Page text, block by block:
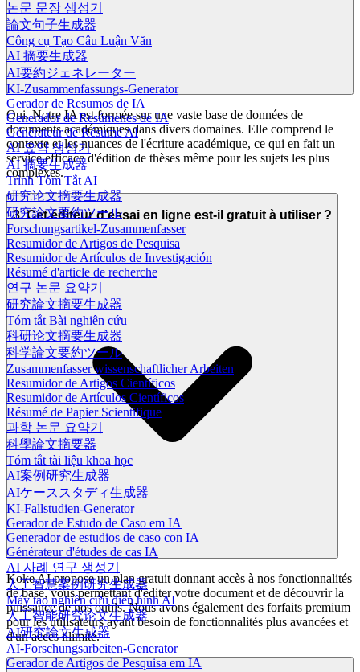
논문 문장 생성기
論文句子生成器
Công cụ Tạo Câu Luận Văn
AI 摘要生成器
AI要約ジェネレーター
KI-Zusammenfassungs-Generator
Gerador de Resumos de IA
Generador de Resúmenes de IA
Générateur de Résumé AI
AI 요약 생성기
AI 摘要生成器
Trình Tóm Tắt AI
研究论文摘要生成器
研究論文要約ツール
Forschungsartikel-Zusammenfasser
Resumidor de Artigos de Pesquisa
Resumidor de Artículos de Investigación
Résumé d'article de recherche
연구 논문 요약기
研究論文摘要生成器
Tóm tắt Bài nghiên cứu
科研论文摘要生成器
科学論文要約ツール
Zusammenfasser wissenschaftlicher Arbeiten
Resumidor de Artigos Científicos
Resumidor de Artículos Científicos
Résumé de Papier Scientifique
과학 논문 요약기
科學論文摘要器
Tóm tắt tài liệu khoa học
AI案例研究生成器
AIケーススタディ生成器
KI-Fallstudien-Generator
Gerador de Estudo de Caso em IA
Generador de estudios de caso con IA
Générateur d'études de cas IA
AI 사례 연구 생성기
人工智慧案例研究生成器
Máy tạo nghiên cứu điển hình AI
人工智能研究论文生成器
AI研究論文生成器
AI-Forschungsarbeiten-Generator
Gerador de Artigos de Pesquisa em IA
Oui. Notre IA est formée sur une vaste base de données de
documents académiques dans divers domaines. Elle comprend le
contexte et les nuances de l'écriture académique, ce qui en fait un
service efficace d'édition de thèses même pour les sujets les plus
complexes.
3. Cet éditeur d'essai en ligne est-il gratuit à utiliser ?
Koke AI propose un plan gratuit donnant accès à nos fonctionnalités
de base, vous permettant d'éditer votre document et de découvrir la
puissance de nos outils. Nous avons également des forfaits premium
pour les utilisateurs ayant besoin de fonctionnalités plus avancées et
d'un accès illimité.